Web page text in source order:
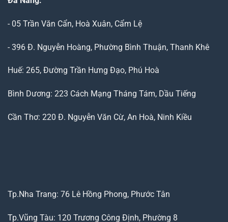
- 05 Trần Văn Cẩn, Hoà Xuân, Cẩm Lệ
- 396 Đ. Nguyễn Hoàng, Phường Bình Thuận, Thanh Khê
Huế: 265, Đường Trần Hưng Đạo, Phú Hoà
Bình Dương: 223 Cách Mạng Tháng Tám, Dầu Tiếng
Cần Thơ: 220 Đ. Nguyễn Văn Cừ, An Hoà, Ninh Kiều
Tp.Nha Trang: 76 Lê Hồng Phong, Phước Tân
Tp.Vũng Tàu: 120 Trương Công Định, Phường 8